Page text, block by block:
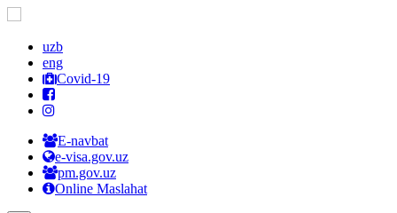
uzb
eng
Covid-19
E-navbat
e-visa.gov.uz
pm.gov.uz
Online Maslahat